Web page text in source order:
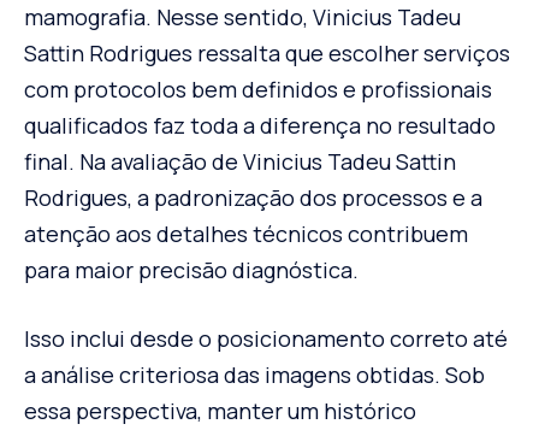
mamografia. Nesse sentido, Vinicius Tadeu
Sattin Rodrigues ressalta que escolher serviços
com protocolos bem definidos e profissionais
qualificados faz toda a diferença no resultado
final. Na avaliação de Vinicius Tadeu Sattin
Rodrigues, a padronização dos processos e a
atenção aos detalhes técnicos contribuem
para maior precisão diagnóstica.
Isso inclui desde o posicionamento correto até
a análise criteriosa das imagens obtidas. Sob
essa perspectiva, manter um histórico